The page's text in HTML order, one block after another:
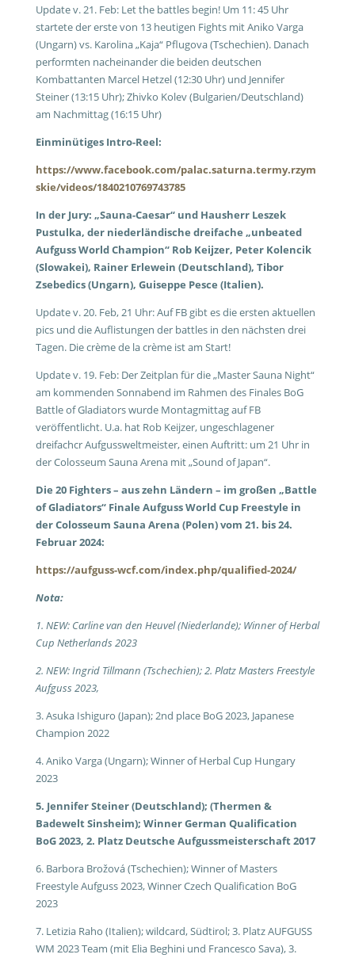
Update v. 21. Feb: Let the battles begin! Um 11: 45 Uhr
startete der erste von 13 heutigen Fights mit Aniko Varga
(Ungarn) vs. Karolina „Kaja“ Pflugova (Tschechien). Danach
performten nacheinander die beiden deutschen
Kombattanten Marcel Hetzel (12:30 Uhr) und Jennifer
Steiner (13:15 Uhr); Zhivko Kolev (Bulgarien/Deutschland)
am Nachmittag (16:15 Uhr)
Einminütiges Intro-Reel:
https://www.facebook.com/palac.saturna.termy.rzym
skie/videos/1840210769743785
In der Jury: „Sauna-Caesar“ und Hausherr Leszek
Pustulka, der niederländische dreifache „unbeated
Aufguss World Champion“ Rob Keijzer, Peter Kolencik
(Slowakei), Rainer Erlewein (Deutschland), Tibor
Zsebedics (Ungarn), Guiseppe Pesce (Italien).
Update v. 20. Feb, 21 Uhr: Auf FB gibt es die ersten aktuellen
pics und die Auflistungen der battles in den nächsten drei
Tagen. Die crème de la crème ist am Start!
Update v. 19. Feb: Der Zeitplan für die „Master Sauna Night“
am kommenden Sonnabend im Rahmen des Finales BoG
Battle of Gladiators wurde Montagmittag auf FB
veröffentlicht. U.a. hat Rob Keijzer, ungeschlagener
dreifachcr Aufgussweltmeister, einen Auftritt: um 21 Uhr in
der Colosseum Sauna Arena mit „Sound of Japan“.
Die 20 Fighters – aus zehn Ländern – im großen „Battle
of Gladiators“ Finale Aufguss World Cup Freestyle in
der Colosseum Sauna Arena (Polen) vom 21. bis 24.
Februar 2024:
https://aufguss-wcf.com/index.php/qualified-2024/
Nota:
1. NEW: Carline van den Heuvel (Niederlande); Winner of Herbal
Cup Netherlands 2023
2. NEW: Ingrid Tillmann (Tschechien); 2. Platz Masters Freestyle
Aufguss 2023,
3. Asuka Ishiguro (Japan); 2nd place BoG 2023, Japanese
Champion 2022
4. Aniko Varga (Ungarn); Winner of Herbal Cup Hungary
2023
5. Jennifer Steiner (Deutschland); (Thermen &
Badewelt Sinsheim); Winner German Qualification
BoG 2023, 2. Platz Deutsche Aufgussmeisterschaft 2017
6. Barbora Brožová (Tschechien); Winner of Masters
Freestyle Aufguss 2023, Winner Czech Qualification BoG
2023
7. Letizia Raho (Italien); wildcard, Südtirol; 3. Platz AUFGUSS
WM 2023 Team (mit Elia Beghini und Francesco Sava), 3.